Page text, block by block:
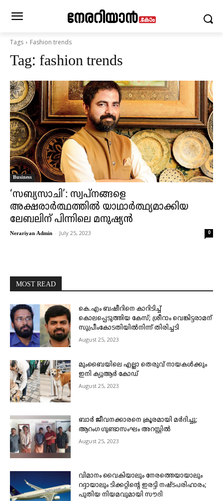
Tags Fashion trends
Tag: fashion trends
Business
‘സബ്യസാചി’: സ്വപ്നങ്ങളെ
അക്ഷരാർത്ഥത്തിൽ യാഥാർത്ഥ്യമാക്കിയ
ലേബലിന് പിന്നിലെ മനുഷ്യൻ
Nerariyan Admin - July 25, 2023 0
MOST READ
കെ.എം ബഷീറിനെ കാറിടിച്ച്
കൊലപ്പെടുത്തിയ കേസ്; ശ്രീറാം വെങ്കിട്ടരാമന്
സുപ്രീംകോടതിയിൽനിന്ന് തിരിച്ചടി
August 25, 2023
മുംബൈയിലെ എല്ലാ തെരുവ് നായകൾക്കും
ഇനി ക്യുആർ കോഡ്
August 25, 2023
ബാർ ജീവനക്കാരനെ ക്രൂരമായി മർദിച്ചു;
ആറംഗ ഗുണ്ടാസംഘം അറസ്റ്റിൽ
August 25, 2023
വിമാനം വൈകിയാലും നേരത്തെയായാലും
റദ്ദായാലും ടിക്കറ്റിന്റെ ഇരട്ടി നഷ്ടപരിഹാരം;
പുതിയ നിയമവുമായി സൗദി